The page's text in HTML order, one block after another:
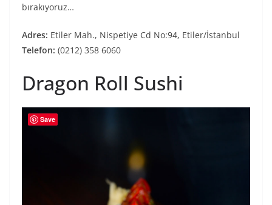
bırakıyoruz…
Adres: Etiler Mah., Nispetiye Cd No:94, Etiler/İstanbul
Telefon: (0212) 358 6060
Dragon Roll Sushi
Save